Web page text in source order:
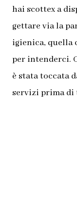
hai scottex a
gettare via la
igienica, quella
per intenderci.
è stata toccata
servizi prima di